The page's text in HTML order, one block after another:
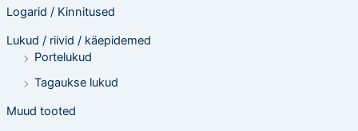
Logarid / Kinnitused
Lukud / riivid / käepidemed
Portelukud
Tagaukse lukud
Muud tooted